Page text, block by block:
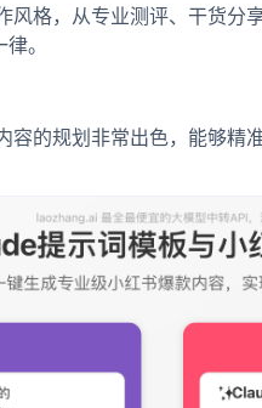
风格，从专业测评、干货分
。
的规划非常出色，能够精